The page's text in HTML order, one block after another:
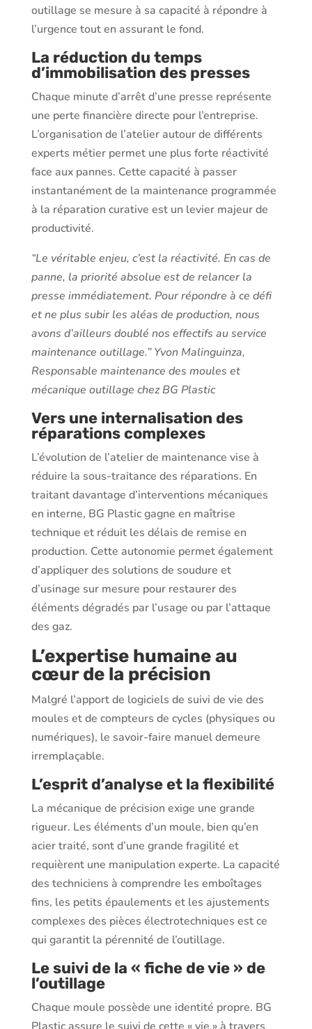
outillage se mesure à sa capacité à répondre à
l’urgence tout en assurant le fond.
La réduction du temps
d’immobilisation des presses
Chaque minute d’arrêt d’une presse représente
une perte financière directe pour l’entreprise.
L’organisation de l’atelier autour de différents
experts métier permet une plus forte réactivité
face aux pannes. Cette capacité à passer
instantanément de la maintenance programmée
à la réparation curative est un levier majeur de
productivité.
“Le véritable enjeu, c’est la réactivité. En cas de
panne, la priorité absolue est de relancer la
presse immédiatement. Pour répondre à ce défi
et ne plus subir les aléas de production, nous
avons d’ailleurs doublé nos effectifs au service
maintenance outillage.” Yvon Malinguinza,
Responsable maintenance des moules et
mécanique outillage chez BG Plastic
Vers une internalisation des
réparations complexes
L’évolution de l’atelier de maintenance vise à
réduire la sous-traitance des réparations. En
traitant davantage d’interventions mécaniques
en interne, BG Plastic gagne en maîtrise
technique et réduit les délais de remise en
production. Cette autonomie permet également
d’appliquer des solutions de soudure et
d’usinage sur mesure pour restaurer des
éléments dégradés par l’usage ou par l’attaque
des gaz.
L’expertise humaine au
cœur de la précision
Malgré l’apport de logiciels de suivi de vie des
moules et de compteurs de cycles (physiques ou
numériques), le savoir-faire manuel demeure
irremplaçable.
L’esprit d’analyse et la flexibilité
La mécanique de précision exige une grande
rigueur. Les éléments d’un moule, bien qu’en
acier traité, sont d’une grande fragilité et
requièrent une manipulation experte. La capacité
des techniciens à comprendre les emboîtages
fins, les petits épaulements et les ajustements
complexes des pièces électrotechniques est ce
qui garantit la pérennité de l’outillage.
Le suivi de la « fiche de vie » de
l’outillage
Chaque moule possède une identité propre. BG